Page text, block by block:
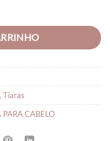
, Tiaras
PARA CABELO